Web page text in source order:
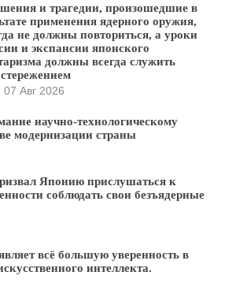
и трагедии, произошедшие в
применения ядерного оружия,
не должны повториться, а уроки
и экспансии японского
должны всегда служить
07 Авг 2026
научно-технологическому
модернизации страны
Японию прислушаться к
соблюдать свои безъядерные
всё большую уверенность в
интеллекта.